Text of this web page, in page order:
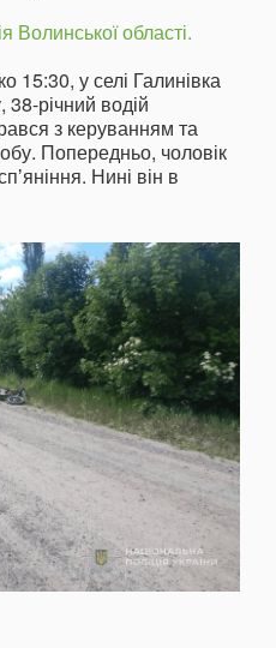
Волинської області.
15:30, у селі Галинівка
річний водій
з керуванням та
Попередньо, чоловік
Нині він в